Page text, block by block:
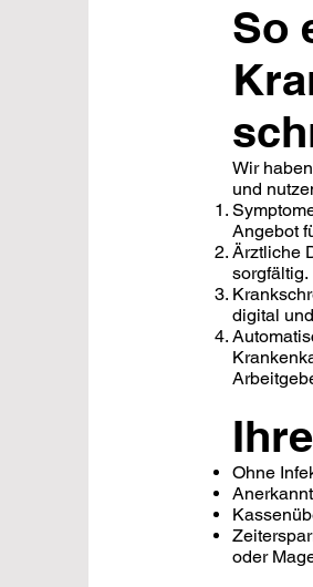
So
​Wir
und
Angebot
​Ärztliche
sorgfältig.
digital
​Ohne
oder